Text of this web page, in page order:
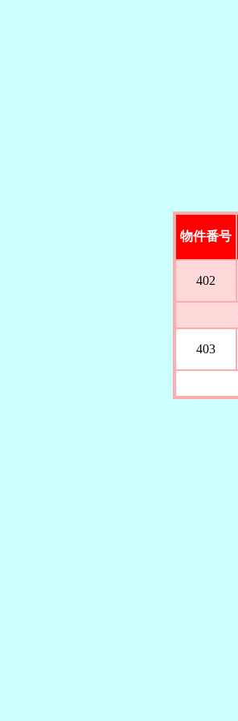
物件番号
402
403